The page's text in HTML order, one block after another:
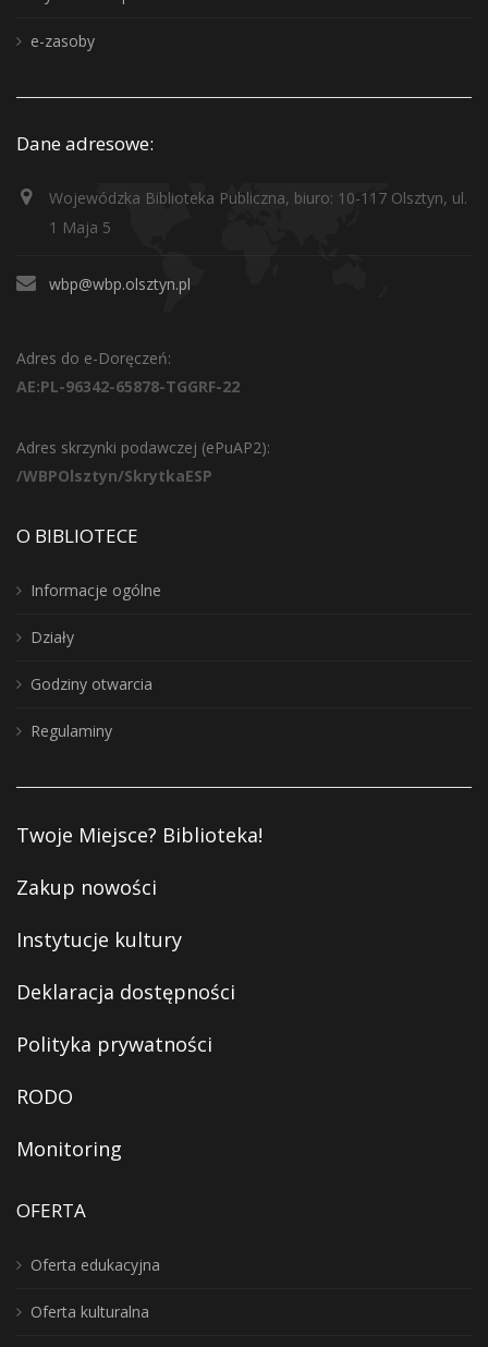
e-zasoby
Dane adresowe:
Wojewódzka Biblioteka Publiczna, biuro: 10-117 Olsztyn, ul.
1 Maja 5
wbp@wbp.olsztyn.pl
Adres do e-Doręczeń:
AE:PL-96342-65878-TGGRF-22
Adres skrzynki podawczej (ePuAP2):
/WBPOlsztyn/SkrytkaESP
O BIBLIOTECE
Informacje ogólne
Działy
Godziny otwarcia
Regulaminy
Twoje Miejsce? Biblioteka!
Zakup nowości
Instytucje kultury
Deklaracja dostępności
Polityka prywatności
RODO
Monitoring
OFERTA
Oferta edukacyjna
Oferta kulturalna